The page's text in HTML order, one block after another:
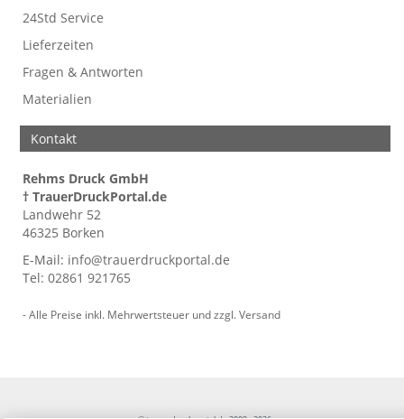
24Std Service
Lieferzeiten
Fragen & Antworten
Materialien
Kontakt
Rehms Druck GmbH
† TrauerDruckPortal.de
Landwehr 52
46325 Borken
E-Mail: info@trauerdruckportal.de
Tel: 02861 921765
- Alle Preise inkl. Mehrwertsteuer und zzgl.Versand